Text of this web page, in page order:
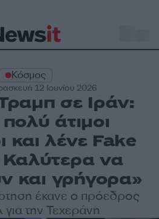
Κόσμος
12 Ιουνίου 2026
σε Ιράν:
πολύ άτιμοι
και λένε Fake
να
και γρήγορα»
έκανε ο πρόεδρος
την Τεχεράνη